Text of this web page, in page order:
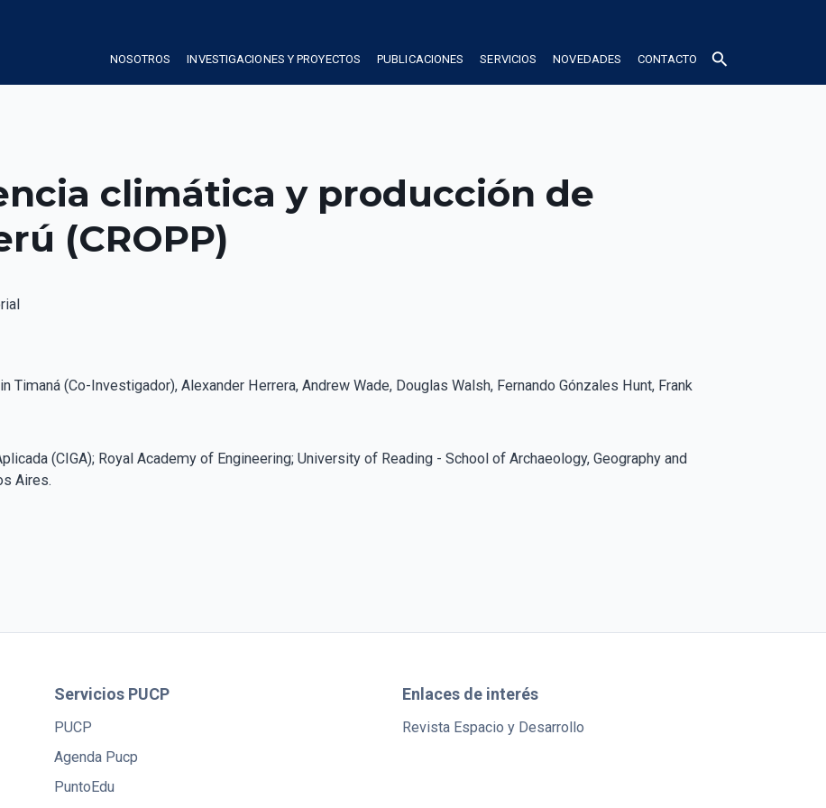
NOSOTROS INVESTIGACIONES Y PROYECTOS PUBLICACIONES SERVICIOS NOVEDADES CONTACTO search
climática y producción de
(CROPP)
Timaná (Co-Investigador), Alexander Herrera, Andrew Wade, Douglas Walsh, Fernando Gónzales Hunt, Frank
(CIGA); Royal Academy of Engineering; University of Reading - School of Archaeology, Geography and
Aires.
Servicios PUCP
PUCP
Agenda Pucp
PuntoEdu
Enlaces de interés
Revista Espacio y Desarrollo